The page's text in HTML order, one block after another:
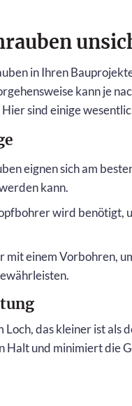
in Ihren
kann je
sind einige
eignen sich am
kann.
wird benötigt,
mit einem Vorbohren,
Loch, das kleiner ist als
Halt und minimiert die